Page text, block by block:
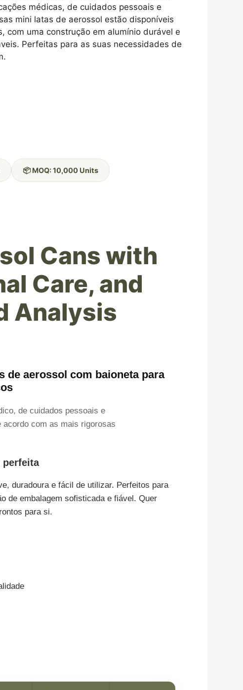
médicas, de cuidados pessoais e
mini latas de aerossol estão disponíveis
com uma construção em alumínio durável e
Perfeitas para as suas necessidades de
📦 MOQ: 10,000 Units
Cans with
Care, and
Analysis
de aerossol com baioneta para
de cuidados pessoais e
com as mais rigorosas
perfeita
duradoura e fácil de utilizar. Perfeitos para
de embalagem sofisticada e fiável. Quer
para si.